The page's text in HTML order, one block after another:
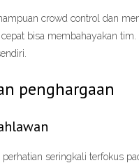
crowd control dan
bisa membahayakan
penghargaan
seringkali terfokus